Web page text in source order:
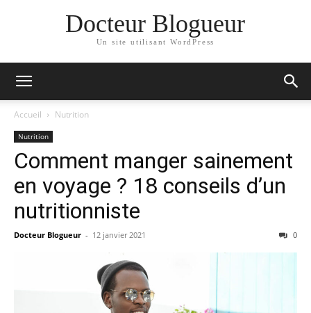
Docteur Blogueur
Un site utilisant WordPress
Accueil Nutrition
Nutrition
Comment manger sainement
en voyage ? 18 conseils d’un
nutritionniste
Docteur Blogueur - 12 janvier 2021 0